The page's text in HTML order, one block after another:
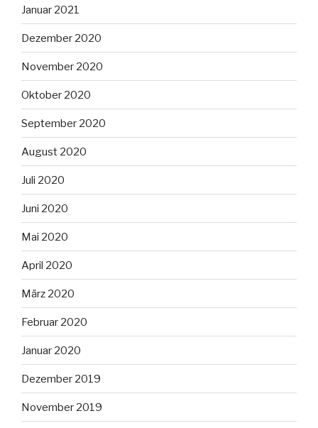
Januar 2021
Dezember 2020
November 2020
Oktober 2020
September 2020
August 2020
Juli 2020
Juni 2020
Mai 2020
April 2020
März 2020
Februar 2020
Januar 2020
Dezember 2019
November 2019